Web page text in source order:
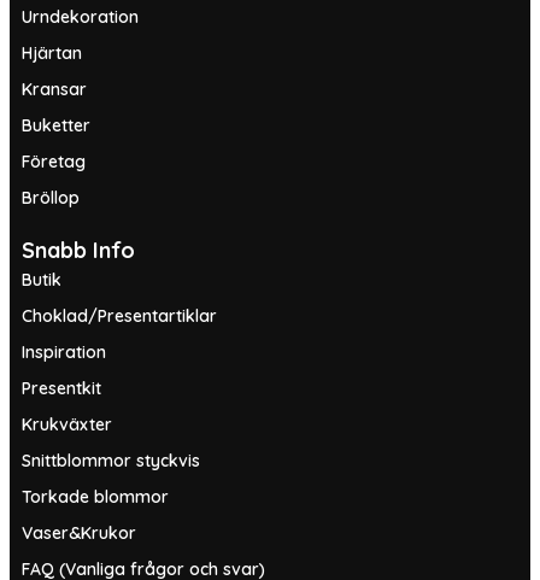
Urndekoration
Hjärtan
Kransar
Buketter
Företag
Bröllop
Snabb Info
Butik
Choklad/Presentartiklar
Inspiration
Presentkit
Krukväxter
Snittblommor styckvis
Torkade blommor
Vaser&Krukor
FAQ (Vanliga frågor och svar)